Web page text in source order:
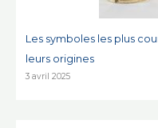
Les symboles les plus
leurs origines
3 avril 2025